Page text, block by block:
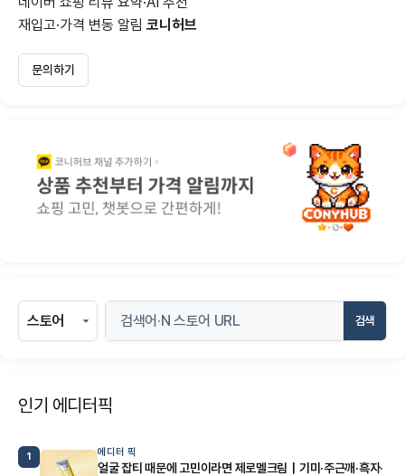
재입고·가격 변동 알림 코니허브
문의하기
검색
인기 에디터픽
1 에디터 픽
얼굴 잡티 때문에 고민이라면 제로멜크림｜기미·주근깨·흑자·